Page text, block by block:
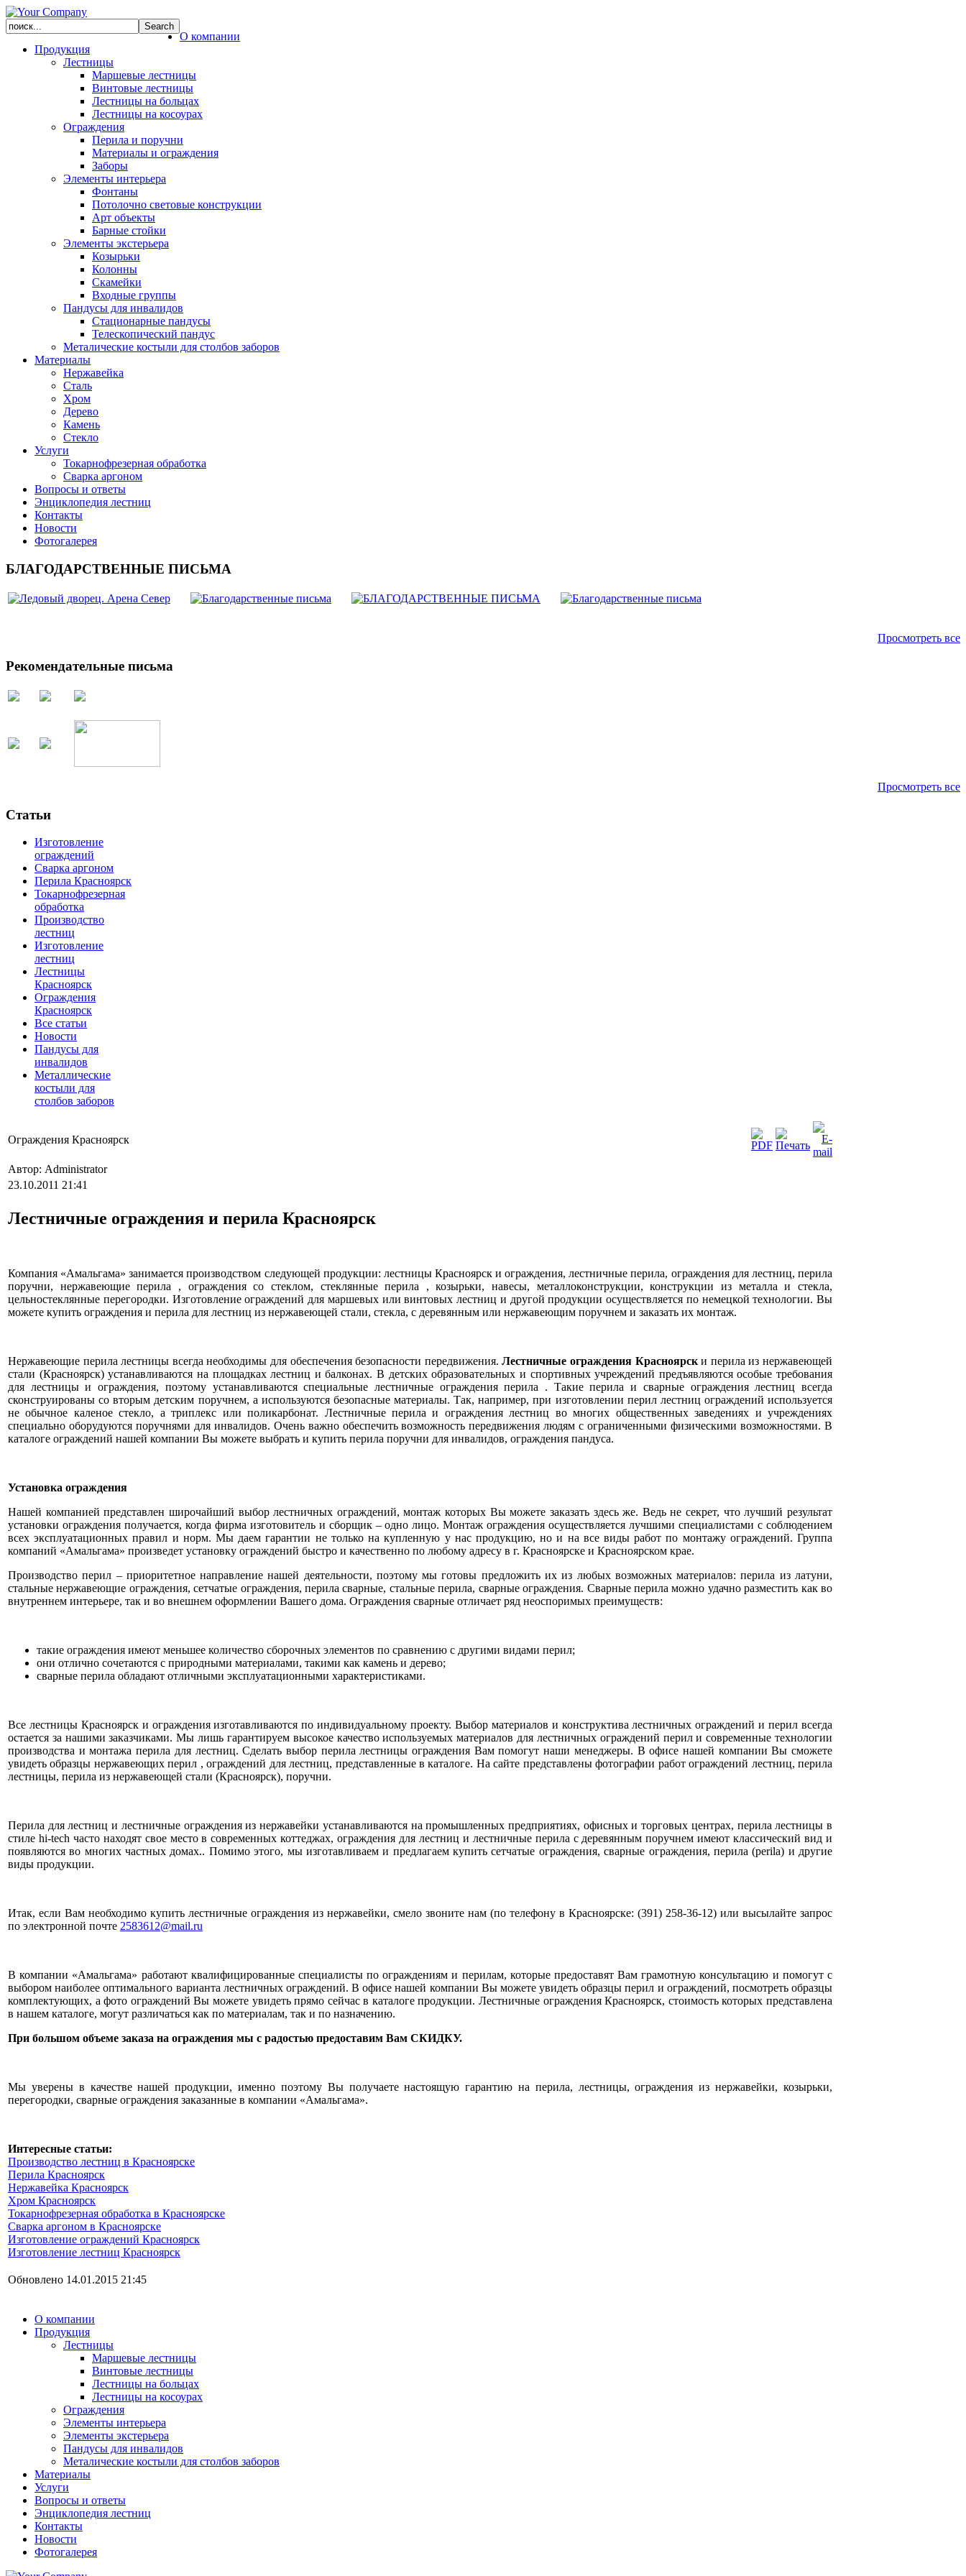
О компании
Продукция
Лестницы
Маршевые лестницы
Винтовые лестницы
Лестницы на больцах
Лестницы на косоурах
Ограждения
Перила и поручни
Материалы и ограждения
Заборы
Элементы интерьера
Фонтаны
Потолочно световые конструкции
Арт объекты
Барные стойки
Элементы экстерьера
Козырьки
Колонны
Скамейки
Входные группы
Пандусы для инвалидов
Стационарные пандусы
Телескопический пандус
Металические костыли для столбов заборов
Материалы
Нержавейка
Сталь
Хром
Дерево
Камень
Стекло
Услуги
Токарнофрезерная обработка
Сварка аргоном
Вопросы и ответы
Энциклопедия лестниц
Контакты
Новости
Фотогалерея
БЛАГОДАРСТВЕННЫЕ ПИСЬМА
Просмотреть все
Рекомендательные письма
Просмотреть все
Статьи
Изготовление
ограждений
Сварка аргоном
Перила Красноярск
Токарнофрезерная
обработка
Производство
лестниц
Изготовление
лестниц
Лестницы
Красноярск
Ограждения
Красноярск
Все статьи
Новости
Пандусы для
инвалидов
Металлические
костыли для
столбов заборов
Ограждения Красноярск
Автор: Administrator
23.10.2011 21:41
Лестничные ограждения и перила Красноярск
Компания «Амальгама» занимается производством следующей продукции: лестницы Красноярск и ограждения, лестничные перила, ограждения для лестниц, перила
поручни, нержавеющие перила , ограждения со стеклом, стеклянные перила , козырьки, навесы, металлоконструкции, конструкции из металла и стекла,
цельностеклянные перегородки. Изготовление ограждений для маршевых или винтовых лестниц и другой продукции осуществляется по немецкой технологии. Вы
можете купить ограждения и перила для лестниц из нержавеющей стали, стекла, с деревянным или нержавеющим поручнем и заказать их монтаж.
Нержавеющие перила лестницы всегда необходимы для обеспечения безопасности передвижения.Лестничные ограждения Красноярски перила из нержавеющей
стали (Красноярск) устанавливаются на площадках лестниц и балконах. В детских образовательных и спортивных учреждений предъявляются особые требования
для лестницы и ограждения, поэтому устанавливаются специальные лестничные ограждения перила . Такие перила и сварные ограждения лестниц всегда
сконструированы со вторым детским поручнем, а используются безопасные материалы. Так, например, при изготовлении перил лестниц ограждений используется
не обычное каленое стекло, а триплекс или поликарбонат. Лестничные перила и ограждения лестниц во многих общественных заведениях и учреждениях
специально оборудуются поручнями для инвалидов. Очень важно обеспечить возможность передвижения людям с ограниченными физическими возможностями. В
каталоге ограждений нашей компании Вы можете выбрать и купить перила поручни для инвалидов, ограждения пандуса.
Установка ограждения
Нашей компанией представлен широчайший выбор лестничных ограждений, монтаж которых Вы можете заказать здесь же. Ведь не секрет, что лучший результат
установки ограждения получается, когда фирма изготовитель и сборщик – одно лицо. Монтаж ограждения осуществляется лучшими специалистами с соблюдением
всех эксплуатационных правил и норм. Мы даем гарантии не только на купленную у нас продукцию, но и на все виды работ по монтажу ограждений. Группа
компаний «Амальгама» произведет установку ограждений быстро и качественно по любому адресу в г. Красноярске и Красноярском крае.
Производство перил – приоритетное направление нашей деятельности, поэтому мы готовы предложить их из любых возможных материалов: перила из латуни,
стальные нержавеющие ограждения, сетчатые ограждения, перила сварные, стальные перила, сварные ограждения. Сварные перила можно удачно разместить как во
внутреннем интерьере, так и во внешнем оформлении Вашего дома. Ограждения сварные отличает ряд неоспоримых преимуществ:
такие ограждения имеют меньшее количество сборочных элементов по сравнению с другими видами перил;
они отлично сочетаются с природными материалами, такими как камень и дерево;
сварные перила обладают отличными эксплуатационными характеристиками.
Все лестницы Красноярск и ограждения изготавливаются по индивидуальному проекту. Выбор материалов и конструктива лестничных ограждений и перил всегда
остается за нашими заказчиками. Мы лишь гарантируем высокое качество используемых материалов для лестничных ограждений перил и современные технологии
производства и монтажа перила для лестниц. Сделать выбор перила лестницы ограждения Вам помогут наши менеджеры. В офисе нашей компании Вы сможете
увидеть образцы нержавеющих перил , ограждений для лестниц, представленные в каталоге. На сайте представлены фотографии работ ограждений лестниц, перила
лестницы, перила из нержавеющей стали (Красноярск), поручни.
Перила для лестниц и лестничные ограждения из нержавейки устанавливаются на промышленных предприятиях, офисных и торговых центрах, перила лестницы в
стиле hi-tech часто находят свое место в современных коттеджах, ограждения для лестниц и лестничные перила с деревянным поручнем имеют классический вид и
появляются во многих частных домах.. Помимо этого, мы изготавливаем и предлагаем купить сетчатые ограждения, сварные ограждения, перила (perila) и другие
виды продукции.
Итак, если Вам необходимо купить лестничные ограждения из нержавейки, смело звоните нам (по телефону в Красноярске: (391) 258-36-12) или высылайте запрос
по электронной почте 2583612@mail.ru
В компании «Амальгама» работают квалифицированные специалисты по ограждениям и перилам, которые предоставят Вам грамотную консультацию и помогут с
выбором наиболее оптимального варианта лестничных ограждений. В офисе нашей компании Вы можете увидеть образцы перил и ограждений, посмотреть образцы
комплектующих, а фото ограждений Вы можете увидеть прямо сейчас в каталоге продукции. Лестничные ограждения Красноярск, стоимость которых представлена
в нашем каталоге, могут различаться как по материалам, так и по назначению.
При большом объеме заказа на ограждения мы с радостью предоставим Вам СКИДКУ.
Мы уверены в качестве нашей продукции, именно поэтому Вы получаете настоящую гарантию на перила, лестницы, ограждения из нержавейки, козырьки,
перегородки, сварные ограждения заказанные в компании «Амальгама».
Интересные статьи:
Производство лестниц в Красноярске
Перила Красноярск
Нержавейка Красноярск
Хром Красноярск
Токарнофрезерная обработка в Красноярске
Сварка аргоном в Красноярске
Изготовление ограждений Красноярск
Изготовление лестниц Красноярск
Обновлено 14.01.2015 21:45
О компании
Продукция
Лестницы
Маршевые лестницы
Винтовые лестницы
Лестницы на больцах
Лестницы на косоурах
Ограждения
Элементы интерьера
Элементы экстерьера
Пандусы для инвалидов
Металические костыли для столбов заборов
Материалы
Услуги
Вопросы и ответы
Энциклопедия лестниц
Контакты
Новости
Фотогалерея